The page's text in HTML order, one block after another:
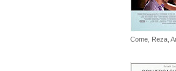
Come, Reza,